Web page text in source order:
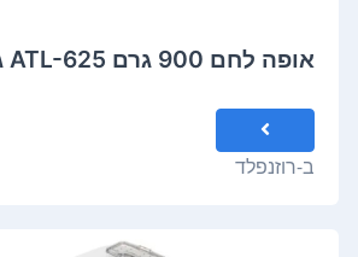
אופה לחם 900 גרם ATL-625 גולד ליין
ב-רוזנפלד